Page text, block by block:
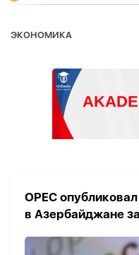
ЭКОНОМИКА
OPEC
в Азербайджане